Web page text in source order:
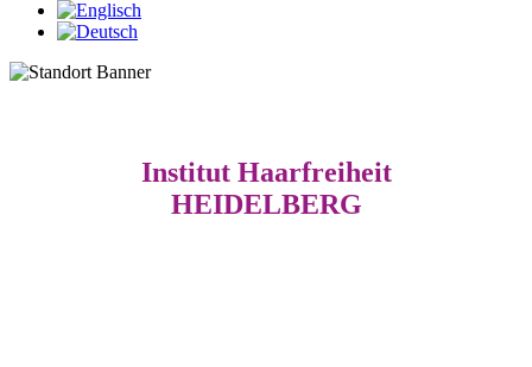
Institut Haarfreiheit
HEIDELBERG